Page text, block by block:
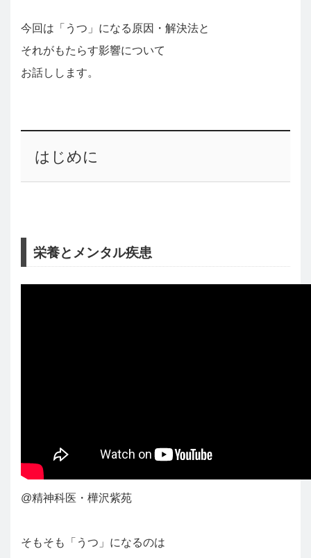
今回は「うつ」になる原因・解決法と
それがもたらす影響について
お話しします。
はじめに
栄養とメンタル疾患
@精神科医・樺沢紫苑
そもそも「うつ」になるのは